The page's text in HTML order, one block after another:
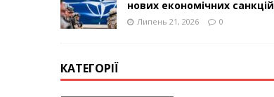
нових економічних санкцій
Липень 21, 2026 0
КАТЕГОРІЇ